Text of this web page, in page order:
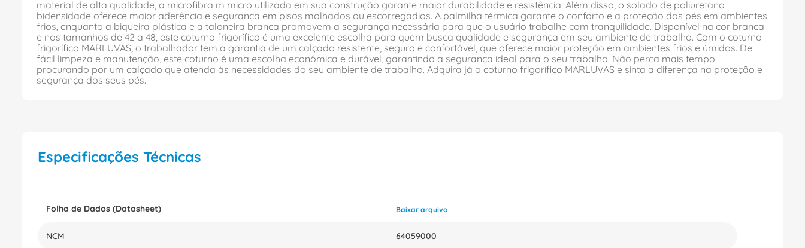
material de alta qualidade, a microfibra m micro utilizada em sua construção garante maior durabilidade e resistência. Além disso, o solado de poliuretano
bidensidade oferece maior aderência e segurança em pisos molhados ou escorregadios. A palmilha térmica garante o conforto e a proteção dos pés em ambientes
frios, enquanto a biqueira plástica e a taloneira branca promovem a segurança necessária para que o usuário trabalhe com tranquilidade. Disponível na cor branca
e nos tamanhos de 42 a 48, este coturno frigorífico é uma excelente escolha para quem busca qualidade e segurança em seu ambiente de trabalho. Com o coturno
frigorífico MARLUVAS, o trabalhador tem a garantia de um calçado resistente, seguro e confortável, que oferece maior proteção em ambientes frios e úmidos. De
fácil limpeza e manutenção, este coturno é uma escolha econômica e durável, garantindo a segurança ideal para o seu trabalho. Não perca mais tempo
procurando por um calçado que atenda às necessidades do seu ambiente de trabalho. Adquira já o coturno frigorífico MARLUVAS e sinta a diferença na proteção e
segurança dos seus pés.
Especificações Técnicas
Folha de Dados (Datasheet) Baixar arquivo
NCM 64059000